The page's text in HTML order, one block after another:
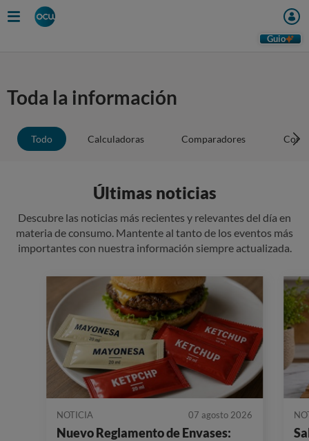
Guio
Toda la información
Todo Calculadoras Comparadores
Últimas noticias
Descubre las noticias más recientes y relevantes del día en
materia de consumo. Mantente al tanto de los eventos más
importantes con nuestra información siempre actualizada.
NOTICIA 07 agosto 2026
Nuevo Reglamento de Envases: